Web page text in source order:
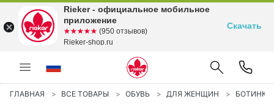
ГЛАВНАЯ ВСЕ ТОВАРЫ ОБУВЬ ДЛЯ ЖЕНЩИН БОТИНКИ
Rieker - официальное мобильное
приложение
☆☆☆☆☆
★★★★★ (950 отзывов)
Rieker-shop.ru
Скачать